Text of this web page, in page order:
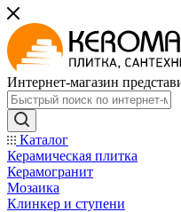
Интернет-магазин
Каталог
Керамическая плитка
Керамогранит
Мозаика
Клинкер и ступени